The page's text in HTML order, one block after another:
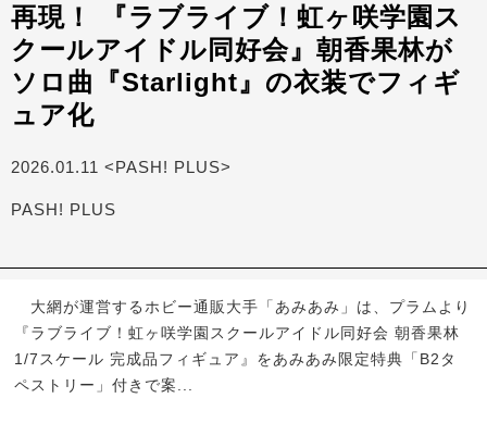
再現！ 『ラブライブ！虹ヶ咲学園ス
クールアイドル同好会』朝香果林が
ソロ曲『Starlight』の衣装でフィギ
ュア化
2026.01.11 <PASH! PLUS>
PASH! PLUS
大網が運営するホビー通販大手「あみあみ」は、プラムより
『ラブライブ！虹ヶ咲学園スクールアイドル同好会 朝香果林
1/7スケール 完成品フィギュア』をあみあみ限定特典「B2タ
ペストリー」付きで案...